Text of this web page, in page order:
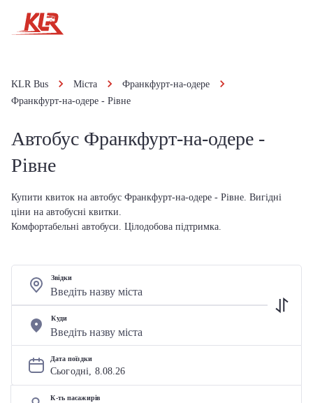
KLR Bus Міста
Франкфурт-на-одере
Франкфурт-на-одере - Рівне
Автобус Франкфурт-на-одере -
Рівне
Купити квиток на автобус Франкфурт-на-одере - Рівне. Вигідні
ціни на автобусні квитки.
Комфортабельні автобуси. Цілодобова підтримка.
Звідки
Куди
Дата поїздки
Сьогодні, 8.08.26
К-ть пасажирів